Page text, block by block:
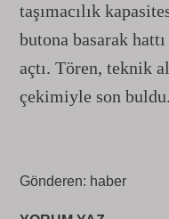
taşımacılık
butona basarak
açtı. Tören, teknik
çekimiyle son buldu.
Gönderen: haber